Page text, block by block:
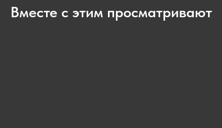
Вместе с этим просматривают